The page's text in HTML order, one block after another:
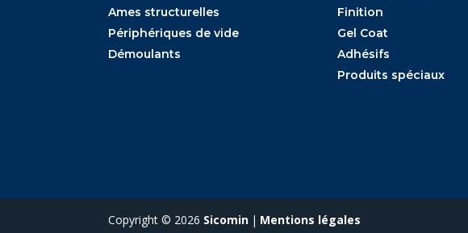
Ames structurelles
Périphériques de vide
Démoulants
Finition
Gel Coat
Adhésifs
Produits spéciaux
Copyright © 2026 Sicomin | Mentions légales